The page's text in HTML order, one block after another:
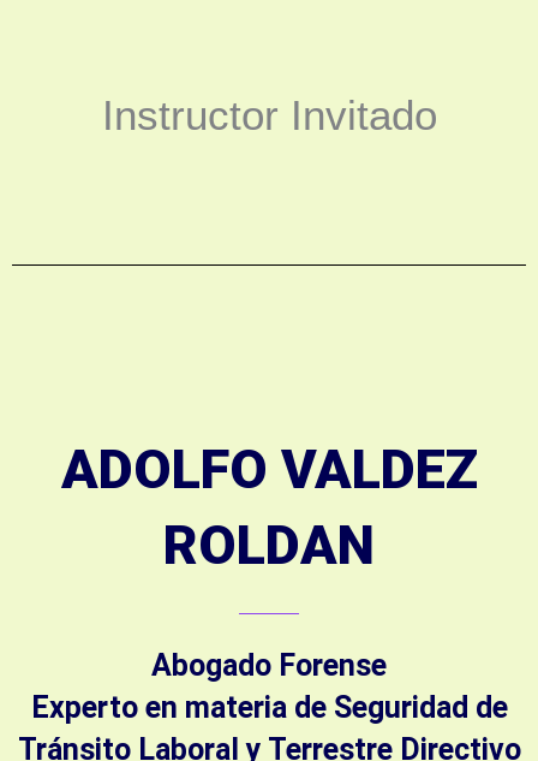
Instructor Invitado
ADOLFO VALDEZ
ROLDAN
Abogado Forense
Experto en materia de Seguridad de
Tránsito Laboral y Terrestre Directivo